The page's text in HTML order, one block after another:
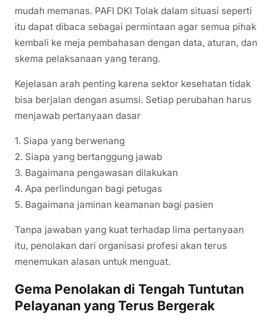
mudah memanas. PAFI DKI Tolak dalam situasi seperti
itu dapat dibaca sebagai permintaan agar semua pihak
kembali ke meja pembahasan dengan data, aturan, dan
skema pelaksanaan yang terang.
Kejelasan arah penting karena sektor kesehatan tidak
bisa berjalan dengan asumsi. Setiap perubahan harus
menjawab pertanyaan dasar
1. Siapa yang berwenang
2. Siapa yang bertanggung jawab
3. Bagaimana pengawasan dilakukan
4. Apa perlindungan bagi petugas
5. Bagaimana jaminan keamanan bagi pasien
Tanpa jawaban yang kuat terhadap lima pertanyaan
itu, penolakan dari organisasi profesi akan terus
menemukan alasan untuk menguat.
Gema Penolakan di Tengah Tuntutan
Pelayanan yang Terus Bergerak